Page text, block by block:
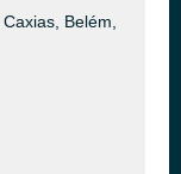
Belém,